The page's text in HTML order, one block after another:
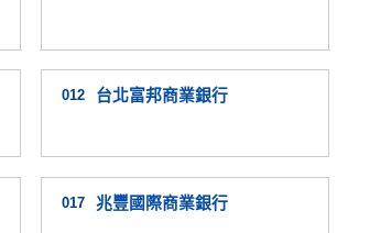
012 台北富邦商業銀行
017 兆豐國際商業銀行